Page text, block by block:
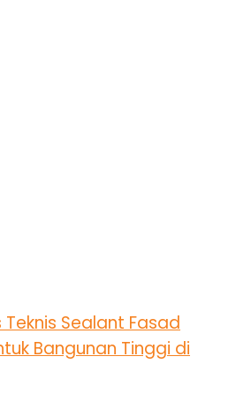
Teknis Sealant Fasad
Bangunan Tinggi di